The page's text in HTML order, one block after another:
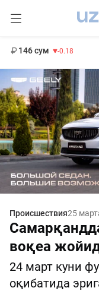
146 сум -0.18
Происшествия25
воқеа
24 март куни
оқибатида